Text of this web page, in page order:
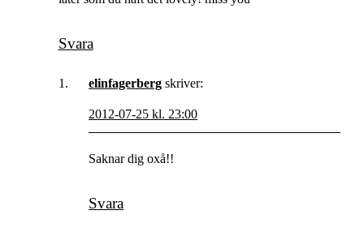
Svara
elinfagerberg skriver:
2012-07-25 kl. 23:00
Saknar dig oxå!!
Svara